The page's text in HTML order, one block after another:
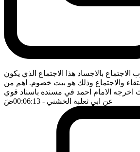
الاجتماع بالاجساد هذا الاجتماع الذي يكون
والاجتماع وذلك هو بيت خصوم. اهم من
اخرجه الامام احمد في مسنده باسناد قوي
عن ابي ثعلبة الخشني - 00:06:13 ضَ